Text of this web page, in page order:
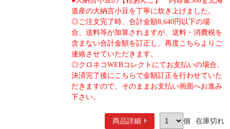
道産の大納言小豆を丁寧に炊き上げました。
◎ご注文完了時、合計金額8,640円以下の場
合、送料等が加算されますが、送料・消費税を
含まない合計金額を訂正し、再度こちらよりご
連絡させていただきます。
◎クロネコWEBコレクトにてお支払いの場合、
決済完了後にこちらで金額訂正を行わせていた
だきますので、そのままお支払い画面へお進み
下さい。
商品詳細 個 在庫切れ